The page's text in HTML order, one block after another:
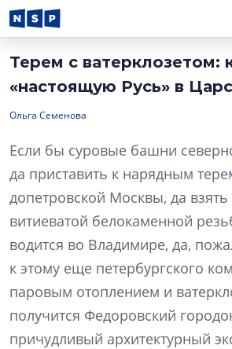
Терем с ватерклозетом:
«настоящую Русь» в
Ольга Семенова
Если бы суровые башни
да приставить к нарядным
допетровской Москвы, да
витиеватой белокаменной
водится во Владимире, да,
к этому еще петербургского
паровым отоплением и
получится Федоровский
причудливый архитектурный